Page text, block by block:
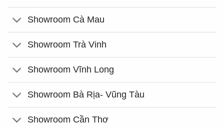
Showroom Cà Mau
Showroom Trà Vinh
Showroom Vĩnh Long
Showroom Bà Rịa- Vũng Tàu
Showroom Cần Thơ